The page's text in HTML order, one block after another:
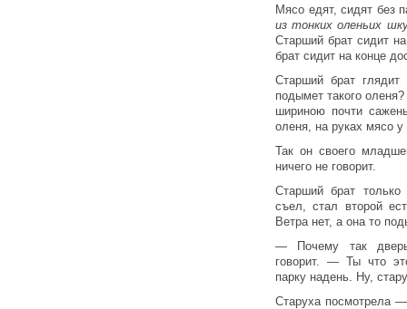
Мясо едят, сидят без
из тонких оленьих
Старший брат сидит
брат сидит на конце
Старший брат
подымет такого
шириною почти
оленя, на руках мясо
Так он своего
ничего не говорит.
Старший брат
съел, стал второй
Ветра нет, а она то
— Почему так
говорит. — Ты что
парку надень. Ну,
Старуха посмотрела